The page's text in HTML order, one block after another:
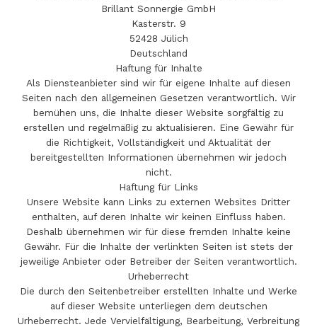
Brillant Sonnergie GmbH
Kasterstr. 9
52428 Jülich
Deutschland
Haftung für Inhalte
Als Diensteanbieter sind wir für eigene Inhalte auf diesen
Seiten nach den allgemeinen Gesetzen verantwortlich. Wir
bemühen uns, die Inhalte dieser Website sorgfältig zu
erstellen und regelmäßig zu aktualisieren. Eine Gewähr für
die Richtigkeit, Vollständigkeit und Aktualität der
bereitgestellten Informationen übernehmen wir jedoch
nicht.
Haftung für Links
Unsere Website kann Links zu externen Websites Dritter
enthalten, auf deren Inhalte wir keinen Einfluss haben.
Deshalb übernehmen wir für diese fremden Inhalte keine
Gewähr. Für die Inhalte der verlinkten Seiten ist stets der
jeweilige Anbieter oder Betreiber der Seiten verantwortlich.
Urheberrecht
Die durch den Seitenbetreiber erstellten Inhalte und Werke
auf dieser Website unterliegen dem deutschen
Urheberrecht. Jede Vervielfältigung, Bearbeitung, Verbreitung